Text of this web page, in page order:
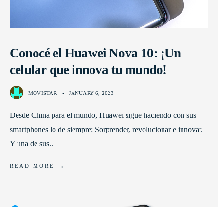
Conocé el Huawei Nova 10: ¡Un
celular que innova tu mundo!
MOVISTAR • JANUARY 6, 2023
Desde China para el mundo, Huawei sigue haciendo con sus
smartphones lo de siempre: Sorprender, revolucionar e innovar.
Y una de sus...
READ MORE →